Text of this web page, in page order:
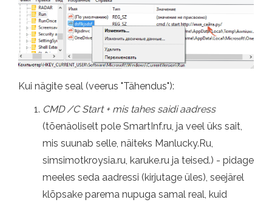
Kui nägite seal (veerus "Tähendus"):
CMD /C Start + mis tahes saidi aadress
(tõenäoliselt pole SmartInf.ru, ja veel üks sait,
mis suunab selle, näiteks Manlucky.Ru,
simsimotkroysia.ru, karuke.ru ja teised.) - pidage
meeles seda aadressi (kirjutage üles), seejärel
klõpsake parema nupuga samal real, kuid